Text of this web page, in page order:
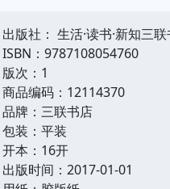
出版社： 生活·读书·新知三
ISBN：9787108054760
版次：1
商品编码：12114370
品牌：三联书店
包装：平装
开本：16开
出版时间：2017-01-01